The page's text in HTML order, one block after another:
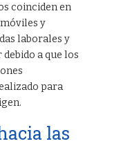
coinciden en
y
laborales y
a que los
para
las